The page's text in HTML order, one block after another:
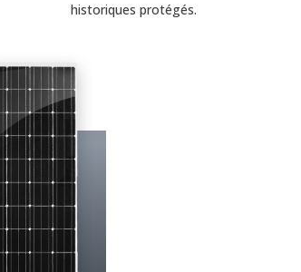
historiques protégés.